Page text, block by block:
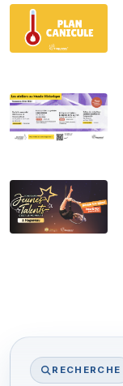
RECHERCHE